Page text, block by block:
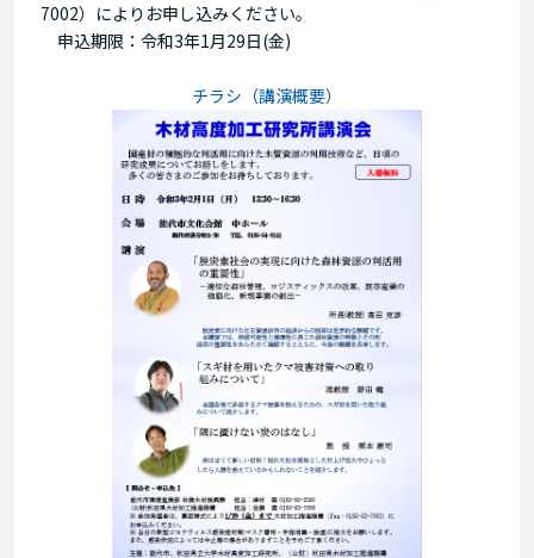
7002）によりお申し込みください。
申込期限：令和3年1月29日(金)
チラシ（講演概要）